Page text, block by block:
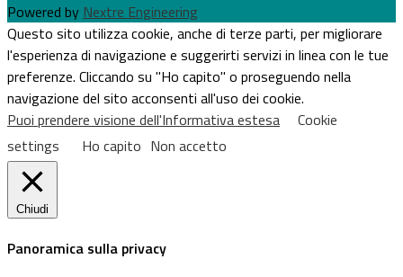
Powered by Nextre Engineering
Questo sito utilizza cookie, anche di terze parti, per migliorare
l'esperienza di navigazione e suggerirti servizi in linea con le tue
preferenze. Cliccando su "Ho capito" o proseguendo nella
navigazione del sito acconsenti all'uso dei cookie.
Puoi prendere visione dell'Informativa estesa
Cookie
settings
Ho capito Non accetto
Chiudi
Panoramica sulla privacy